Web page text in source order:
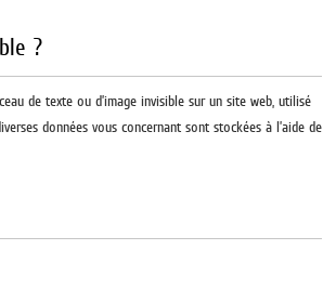
?
de texte ou d’image invisible sur un site web, utilisé
données vous concernant sont stockées à l’aide de